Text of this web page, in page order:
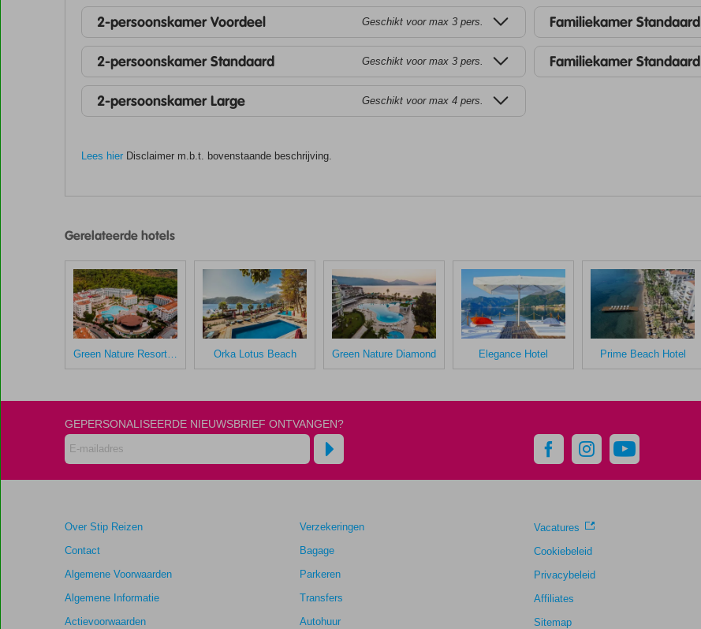
2-persoonskamer Voordeel Geschikt voor max 3 pers.
2-persoonskamer Standaard Geschikt voor max 3 pers.
2-persoonskamer Large Geschikt voor max 4 pers.
Familiekamer Standaard
Familiekamer Standaard
Lees hier Disclaimer m.b.t. bovenstaande beschrijving.
door
klanten
gegeven
na
hun
verblijf
Grand
Scores
die
ouder
zijn
dan
worden
weergegeven
om
relevantie
Gerelateerde hotels
Green Nature Resort & Spa Orka Lotus Beach Green Nature Diamond Elegance Hotel Prime Beach Hotel
GEPERSONALISEERDE NIEUWSBRIEF ONTVANGEN?
Over Stip Reizen
Contact
Algemene Voorwaarden
Algemene Informatie
Actievoorwaarden
Verzekeringen
Bagage
Parkeren
Transfers
Autohuur
Vacatures
Cookiebeleid
Privacybeleid
Affiliates
Sitemap